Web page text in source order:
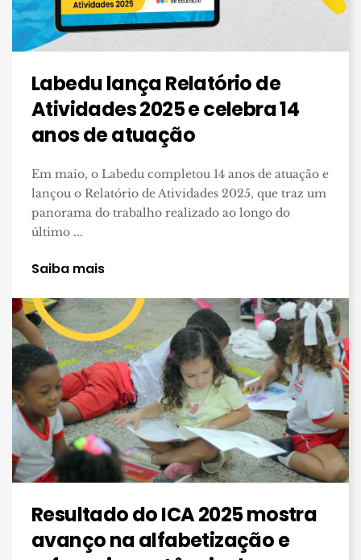
Labedu lança Relatório de
Atividades 2025 e celebra 14
anos de atuação
Em maio, o Labedu completou 14 anos de atuação e
lançou o Relatório de Atividades 2025, que traz um
panorama do trabalho realizado ao longo do
último ...
Saiba mais
Resultado do ICA 2025 mostra
avanço na alfabetização e